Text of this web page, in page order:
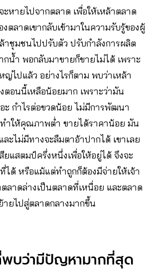
หายไปจากตลาด เพื่อให้เหล้าตลาด
ตลาดเขากลับเข้ามาในความรับรู้ของผู้
าชุมชนไปปรับตัว ปรับกำลังการผลิต
กน้ำ พอกลับมาขายก็ขายไม่ได้ เพราะ
ญ่ไปแล้ว อย่างไรก็ตาม พบว่าเหล้า
ตอนนี้เหลือน้อยมาก เพราะว่ามัน
ะ กำไรต่อขวดน้อย ไม่มีการพัฒนา
ำให้คุณภาพต่ำ ขายได้ราคาน้อย มัน
ะไม่มีทางจะลืมตาอ้าปากได้ เขาเลย
แสตมป์ครึ่งหนึ่งเพื่อให้อยู่ได้ จึงจะ
ได้ หรือแม้แต่ทำถูกก็ต้องมีจ่ายให้เจ้า
ลาดล่างเป็นตลาดที่เหนื่อย และตลาด
ายไปสู่ตลาดกลางมากขึ้น
พบว่ามีปัญหามากที่สุด